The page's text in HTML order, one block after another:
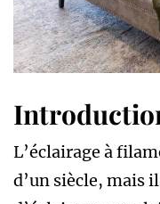
L’éclairage à
d’un siècle, mais